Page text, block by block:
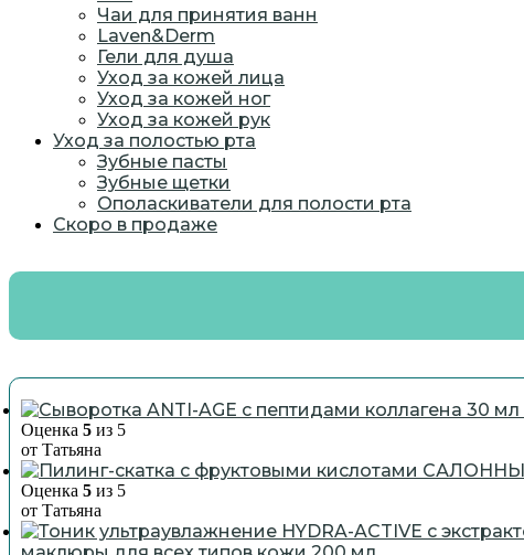
Чаи для принятия ванн
Laven&Derm
Гели для душа
Уход за кожей лица
Уход за кожей ног
Уход за кожей рук
Уход за полостью рта
Зубные пасты
Зубные щетки
Ополаскиватели для полости рта
Скоро в продаже
Оценка 5 из 5
от Татьяна
Оценка 5 из 5
от Татьяна